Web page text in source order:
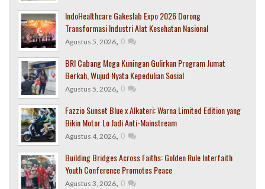
IndoHealthcare Gakeslab Expo 2026 Dorong
Transformasi Industri Alat Kesehatan Nasional
Agustus 5, 2026, 0
BRI Cabang Mega Kuningan Gulirkan Program Jumat
Berkah, Wujud Nyata Kepedulian Sosial
Agustus 5, 2026, 0
Fazzio Sunset Blue x Alkateri: Warna Limited Edition yang
Bikin Motor Lo Jadi Anti-Mainstream
Agustus 4, 2026, 0
Building Bridges Across Faiths: Golden Rule Interfaith
Youth Conference Promotes Peace
Agustus 3, 2026, 0